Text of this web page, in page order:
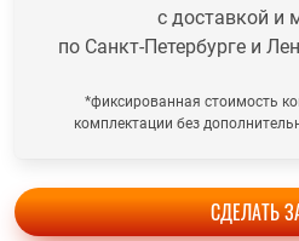
с доставкой и
по Санкт-Петербурге и
*фиксированная стоимость
комплектации без
СДЕЛАТЬ